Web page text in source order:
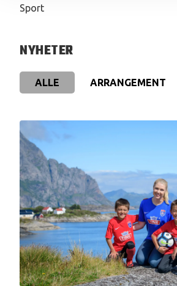
Sport
NYHETER
ALLE ARRANGEMENT